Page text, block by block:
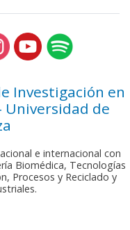
Investigación en
Universidad de
e internacional con
Biomédica, Tecnologías
Procesos y Reciclado y